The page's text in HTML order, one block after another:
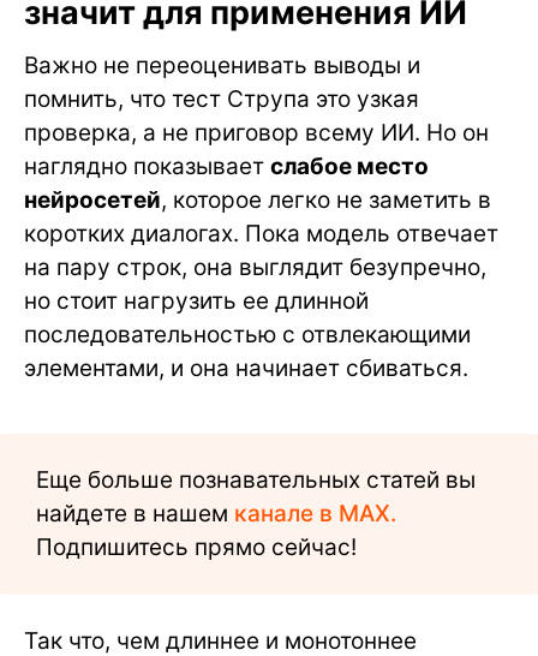
значит для применения ИИ
Важно не переоценивать выводы и
помнить, что тест Струпа это узкая
проверка, а не приговор всему ИИ. Но он
наглядно показывает слабое место
нейросетей, которое легко не заметить в
коротких диалогах. Пока модель отвечает
на пару строк, она выглядит безупречно,
но стоит нагрузить ее длинной
последовательностью с отвлекающими
элементами, и она начинает сбиваться.
Еще больше познавательных статей вы
найдете в нашем канале в MAX.
Подпишитесь прямо сейчас!
Так что, чем длиннее и монотоннее